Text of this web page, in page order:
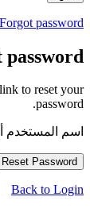
Forgot password?
to reset your
password.
اسم المستخدم
Back to Login